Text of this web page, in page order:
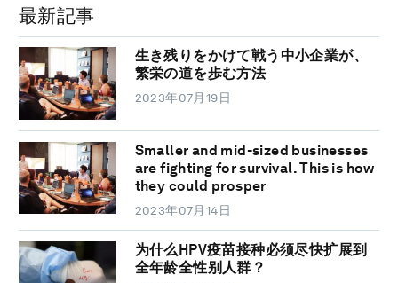
最新記事
生き残りをかけて戦う中小企業が、
繁栄の道を歩む方法
2023年07月19日
Smaller and mid-sized businesses
are fighting for survival. This is how
they could prosper
2023年07月14日
为什么HPV疫苗接种必须尽快扩展到
全年龄全性别人群？